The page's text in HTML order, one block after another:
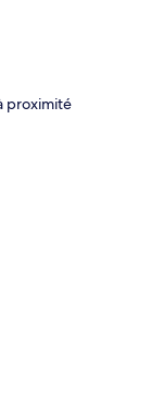
proximité